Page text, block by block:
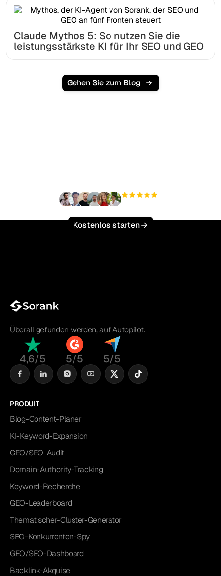
Claude Mythos 5: So nutzen Sie die
leistungsstärkste KI für Ihr SEO und GEO
Gehen Sie zum Blog
Kostenlos starten
Überall gefunden werden, auf Autopilot.
4,6/5 5/5 5/5
PRODUIT
Blog-Content-Planer
KI-Keyword-Expansion
GEO/SEO-Audit
Domain-Authority-Tracking
Keyword-Recherche
GEO-Leaderboard
Thematischer-Cluster-Generator
SEO-Konkurrenten-Spy
GEO/SEO-Dashboard
Backlink-Akquise